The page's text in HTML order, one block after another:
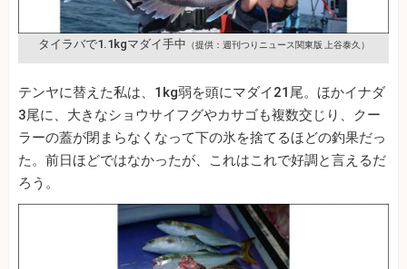
タイラバで1.1kgマダイ手中 （提供：週刊つりニュース関東版 上谷泰久）
テンヤに替えた私は、1kg弱を頭にマダイ21尾。ほかイナダ
3尾に、大きなショウサイフグやカサゴも複数交じり、クー
ラーの蓋が閉まらなくなって下の氷を捨てるほどの釣果だっ
た。前日ほどではなかったが、これはこれで好調と言えるだ
ろう。